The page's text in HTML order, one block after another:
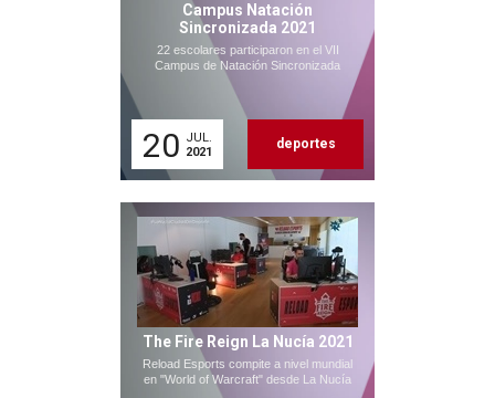
Campus Natación
Sincronizada 2021
22 escolares participaron en el VII
Campus de Natación Sincronizada
20 JUL.
2021
deportes
The Fire Reign La Nucía 2021
Reload Esports compite a nivel mundial
en "World of Warcraft" desde La Nucía